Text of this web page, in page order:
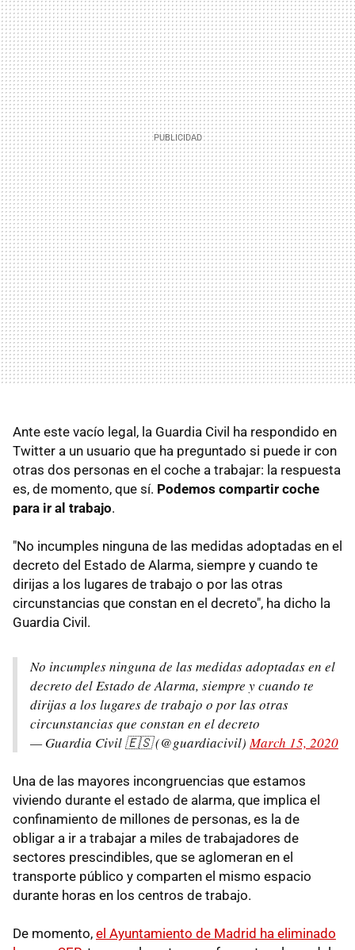
Ante este vacío legal, la Guardia Civil ha respondido en
Twitter a un usuario que ha preguntado si puede ir con
otras dos personas en el coche a trabajar: la respuesta
es, de momento, que sí. Podemos compartir coche
para ir al trabajo.
"No incumples ninguna de las medidas adoptadas en el
decreto del Estado de Alarma, siempre y cuando te
dirijas a los lugares de trabajo o por las otras
circunstancias que constan en el decreto", ha dicho la
Guardia Civil.
No incumples ninguna de las medidas adoptadas en el
decreto del Estado de Alarma, siempre y cuando te
dirijas a los lugares de trabajo o por las otras
circunstancias que constan en el decreto
— Guardia Civil 🇪🇸 (@guardiacivil) March 15, 2020
Una de las mayores incongruencias que estamos
viviendo durante el estado de alarma, que implica el
confinamiento de millones de personas, es la de
obligar a ir a trabajar a miles de trabajadores de
sectores prescindibles, que se aglomeran en el
transporte público y comparten el mismo espacio
durante horas en los centros de trabajo.
De momento, el Ayuntamiento de Madrid ha eliminado